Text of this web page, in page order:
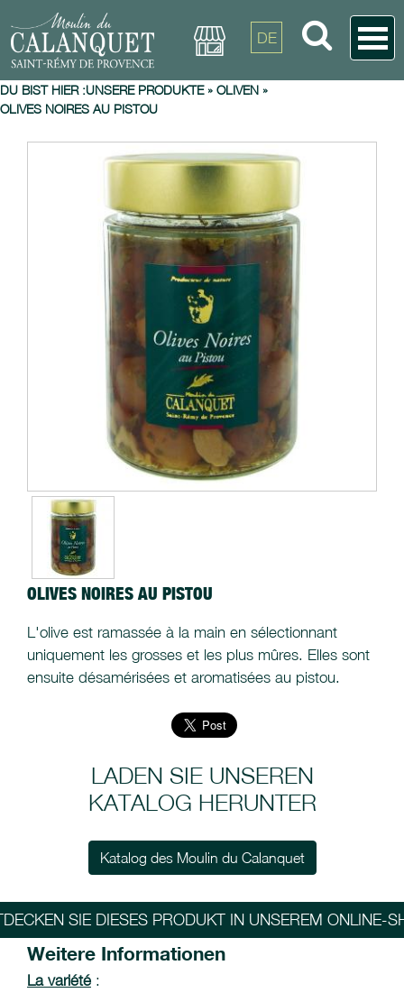
DE
DU BIST HIER :UNSERE PRODUKTE» OLIVEN »
OLIVES NOIRES AU PISTOU
OLIVES NOIRES AU PISTOU
L'olive est ramassée à la main en sélectionnant
uniquement les grosses et les plus mûres. Elles sont
ensuite désamérisées et aromatisées au pistou.
LADEN SIE UNSEREN
KATALOG HERUNTER
Katalog des Moulin du Calanquet
SIE DIESES PRODUKT IN UNSEREM ONLINE-
Weitere Informationen
La variété :